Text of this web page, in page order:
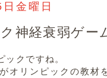
金曜日
神経衰弱ゲー
クですね。
オリンピックの教材